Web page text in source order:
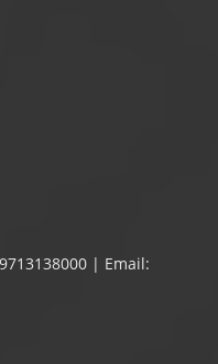
| Email: